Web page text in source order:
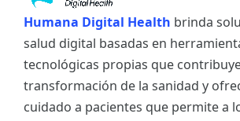
Humana Digital Health brinda
salud digital basadas en
tecnológicas propias que
transformación de la sanidad y
cuidado a pacientes que permite a